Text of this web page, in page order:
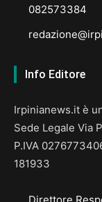
082573384
Info Editore
Irpinianews.it è
Sede Legale Via
P.IVA
181933